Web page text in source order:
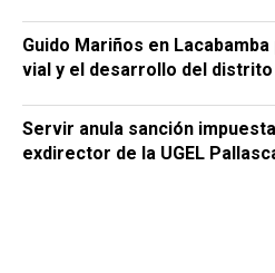
Guido Mariños en
vial y el desarrollo del distrito
Servir anula sanción
exdirector de la UGEL